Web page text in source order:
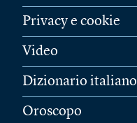
Privacy e cookie
Video
Dizionario italiano
Oroscopo